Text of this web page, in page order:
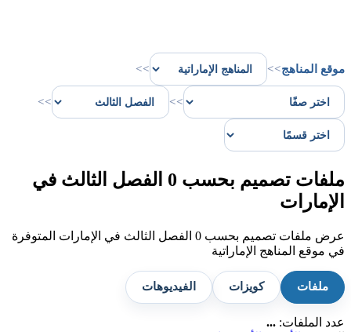
موقع المناهج>>
>>
>>
>>
ملفات تصميم بحسب 0 الفصل الثالث في
الإمارات
عرض ملفات تصميم بحسب 0 الفصل الثالث في الإمارات المتوفرة
في موقع المناهج الإماراتية
ملفات كويزات الفيديوهات
عدد الملفات: ...